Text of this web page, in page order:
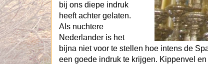
bij ons diepe indruk
heeft achter gelaten.
Als nuchtere
Nederlander is het
bijna niet voor te stellen hoe intens de
een goede indruk te krijgen. Kippenvel